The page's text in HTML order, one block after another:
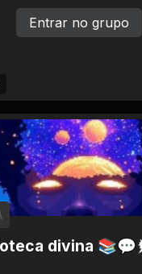
Entrar no grupo
divina